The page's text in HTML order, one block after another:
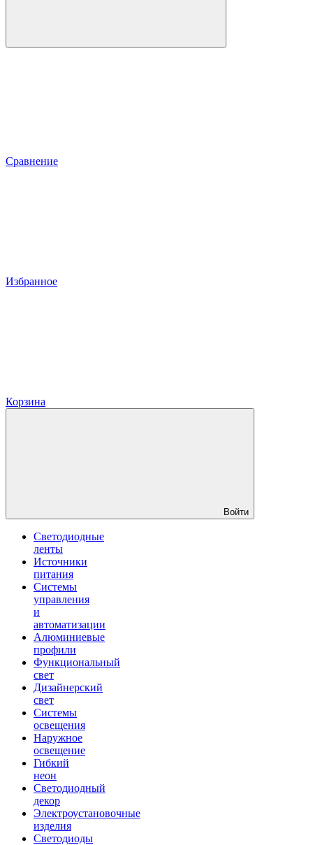
Сравнение
Избранное
Корзина
Войти
Светодиодные
ленты
Источники
питания
Системы
управления
и
автоматизации
Алюминиевые
профили
Функциональный
свет
Дизайнерский
свет
Системы
освещения
Наружное
освещение
Гибкий
неон
Светодиодный
декор
Электроустановочные
изделия
Светодиоды